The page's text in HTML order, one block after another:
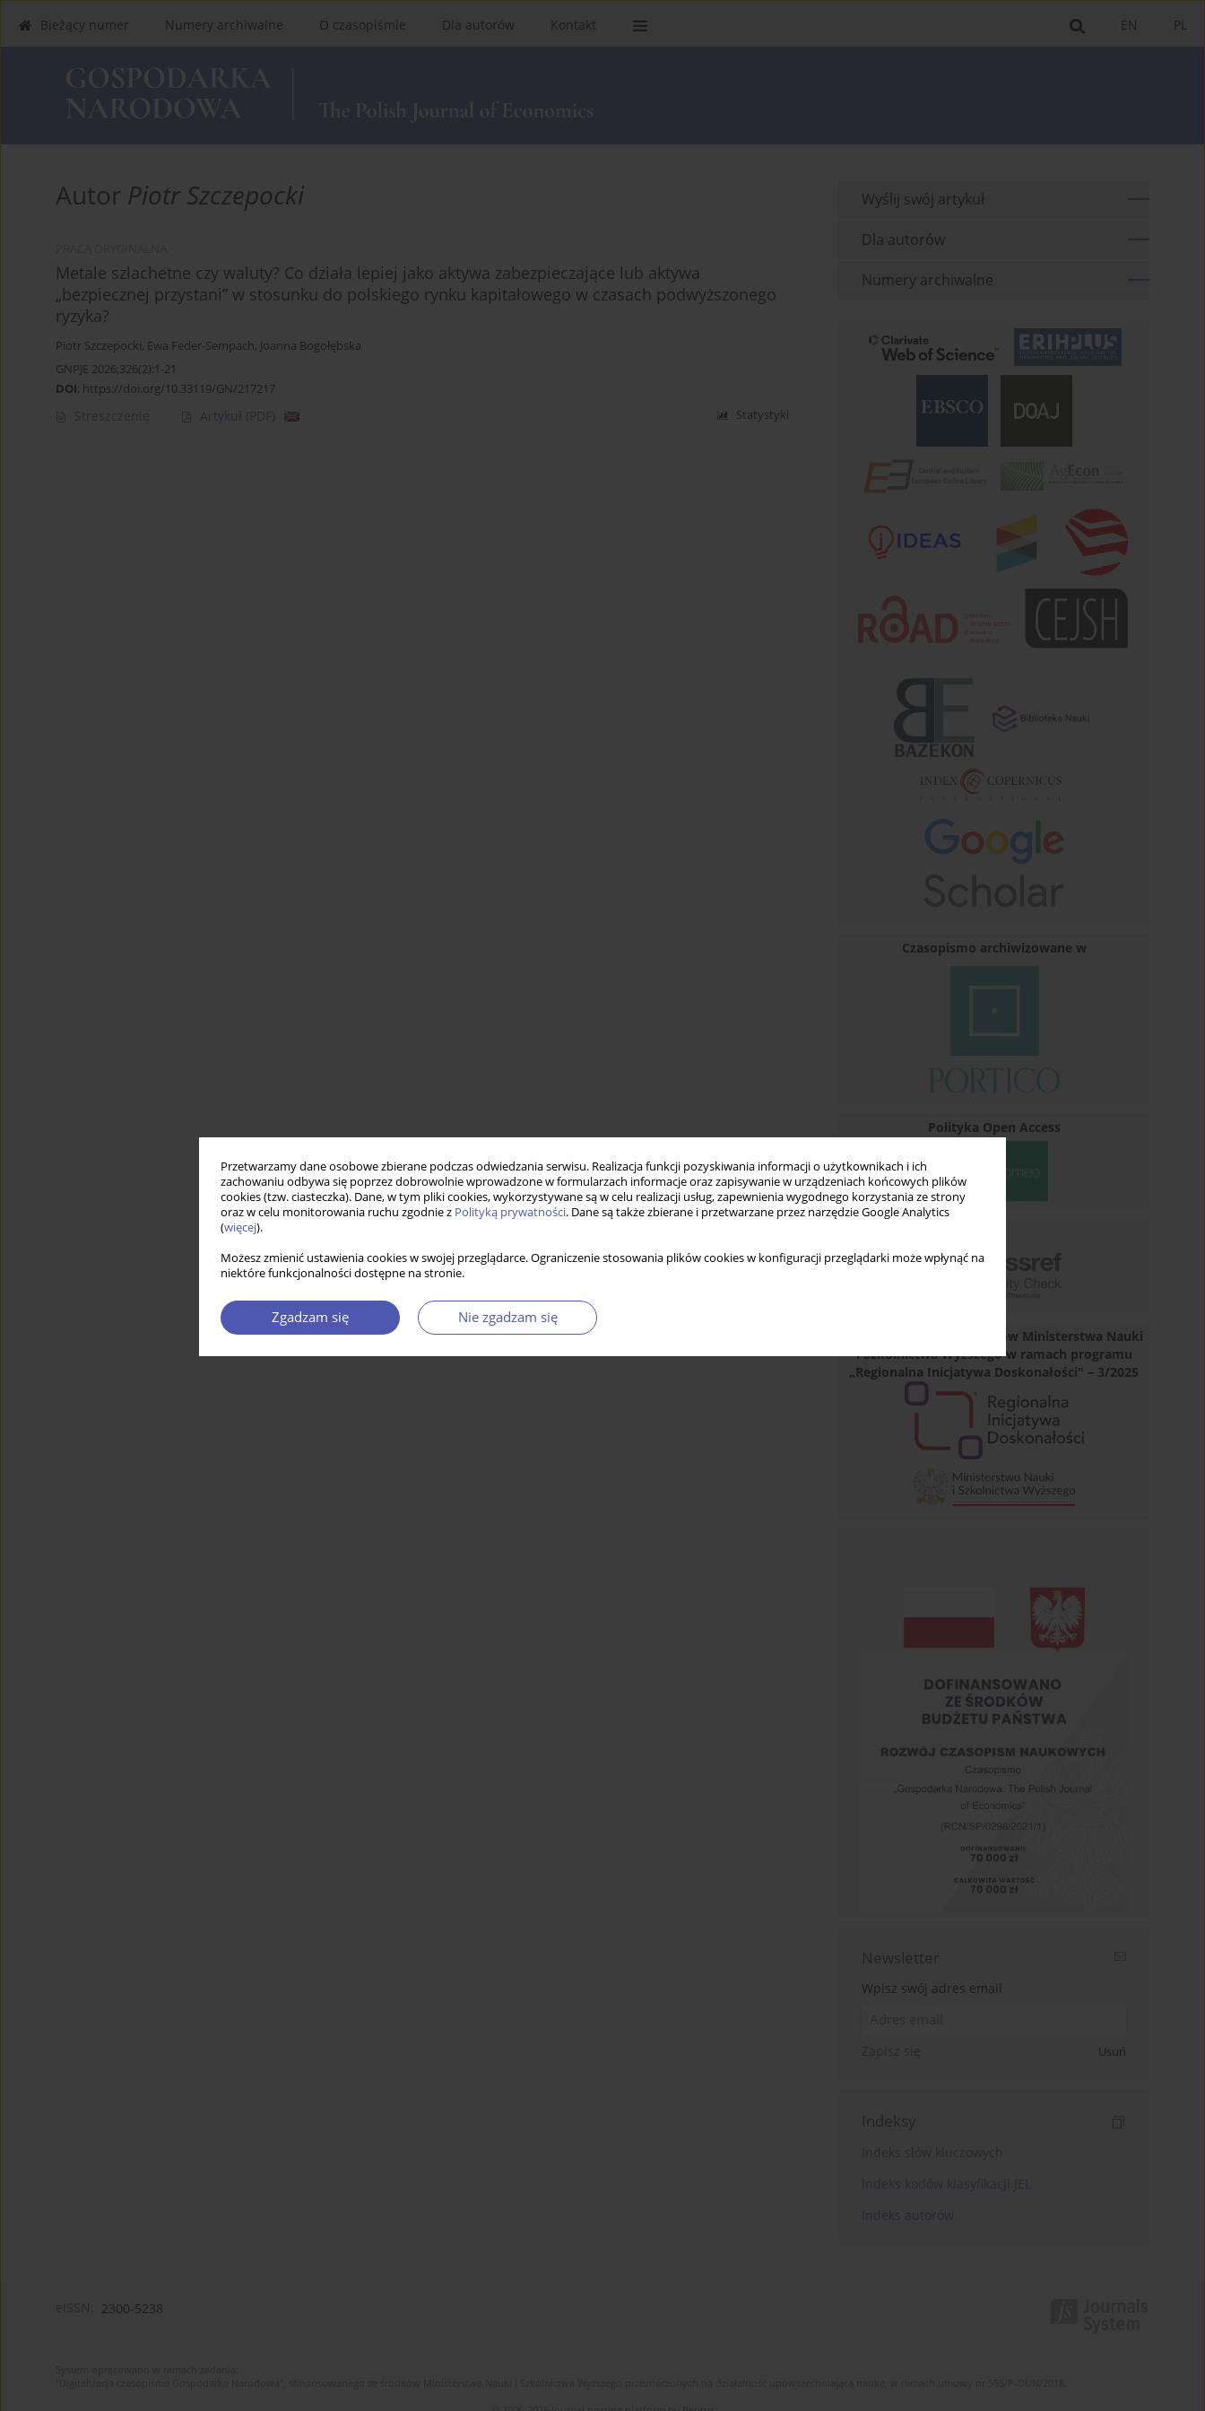
Przetwarzamy dane osobowe zbierane podczas odwiedzania serwisu. Realizacja funkcji pozyskiwania informacji o użytkownikach i ich
zachowaniu odbywa się poprzez dobrowolnie wprowadzone w formularzach informacje oraz zapisywanie w urządzeniach końcowych plików
cookies (tzw. ciasteczka). Dane, w tym pliki cookies, wykorzystywane są w celu realizacji usług, zapewnienia wygodnego korzystania ze strony
oraz w celu monitorowania ruchu zgodnie z Polityką prywatności. Dane są także zbierane i przetwarzane przez narzędzie Google Analytics
(więcej).
Możesz zmienić ustawienia cookies w swojej przeglądarce. Ograniczenie stosowania plików cookies w konfiguracji przeglądarki może wpłynąć na
niektóre funkcjonalności dostępne na stronie.
Zgadzam się Nie zgadzam się
PL
EN
Bieżący numer Numery archiwalne O czasopiśmie Dla autorów Kontakt
Autor Piotr Szczepocki
Metale szlachetne czy waluty? Co działa lepiej jako aktywa zabezpieczające lub aktywa
„bezpiecznej przystani” w stosunku do polskiego rynku kapitałowego w czasach podwyższonego
ryzyka?
Piotr Szczepocki, Ewa Feder-Sempach, Joanna Bogołębska
GNPJE 2026;326(2):1-21
DOI: https://doi.org/10.33119/GN/217217
Streszczenie Artykuł (PDF) Statystyki
Wyślij swój artykuł
Dla autorów
Numery archiwalne
Czasopismo archiwizowane w
Polityka Open Access
Dofinansowano ze środków Ministerstwa Nauki
i Szkolnictwa Wyższego w ramach programu
„Regionalna Inicjatywa Doskonałości" – 3/2025
Newsletter
Wpisz swój adres email
Usuń
Indeksy
2300-5238